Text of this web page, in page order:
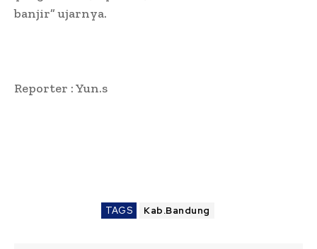
banjir” ujarnya.
Reporter : Yun.s
TAGS Kab.Bandung